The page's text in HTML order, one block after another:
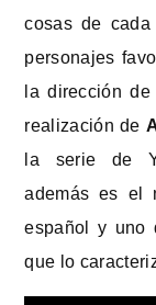
cosas de
personajes
la dirección de
realización de
la serie de
además es el
español y uno
que lo